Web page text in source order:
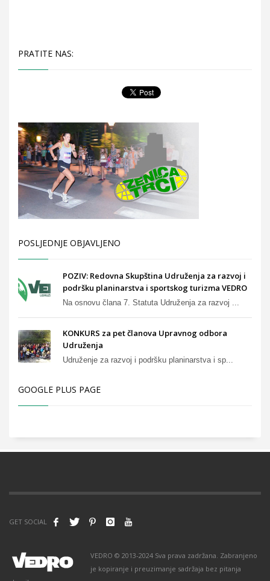
PRATITE NAS:
POSLJEDNJE OBJAVLJENO
POZIV: Redovna Skupština Udruženja za razvoj i
podršku planinarstva i sportskog turizma VEDRO
Na osnovu člana 7. Statuta Udruženja za razvoj ...
KONKURS za pet članova Upravnog odbora
Udruženja
Udruženje za razvoj i podršku planinarstva i sp...
GOOGLE PLUS PAGE
GET SOCIAL
VEDRO © 2013-2024 Sva prava zadržana. Zabranjeno
je kopiranje i preuzimanje sadržaja bez pitanja